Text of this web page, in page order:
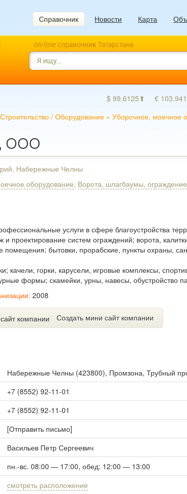
Справочник Новости Карта
on-line справочник Татарстана
$ 99.6125⬆ €
Строительство / Оборудование » Уборочное, моечное
ООО
Набережные Челны
оборудование, Ворота, шлагбаумы, ограждение
услуги в сфере благоустройства
и проектирование систем ограждений; ворота,
бытовки, прорабские, пункты охраны,
качели, горки, карусели, игровые комплексы,
формы; скамейки, урны, навесы, обустройство
2008
Создать мини сайт компании
Набережные Челны (423800), Промзона, Трубный
+7 (8552) 92-11-01
+7 (8552) 92-11-01
[Отправить письмо]
Васильев Петр Сергеевич
пн.-вс. 08:00 — 17:00, обед: 12:00 — 13:00
смотреть расположение